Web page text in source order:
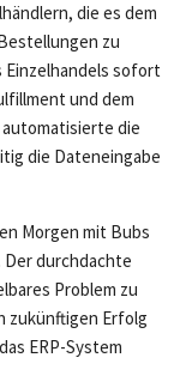
die es dem
zu
Einzelhandels sofort
und dem
die
die Dateneingabe
Morgen mit Bubs
Der durchdachte
Problem zu
zukünftigen Erfolg
ERP-System